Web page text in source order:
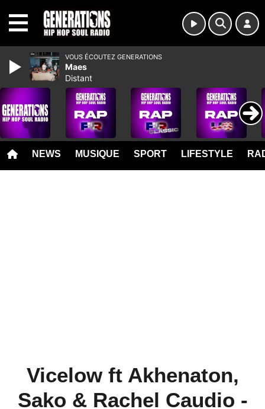
NEWS MUSIQUE SPORT LIFESTYLE
Vicelow ft Akhenaton,
Sako & Rachel Caudio -
VOUS ÉCOUTEZ GENERATIONS
Maes
Distant